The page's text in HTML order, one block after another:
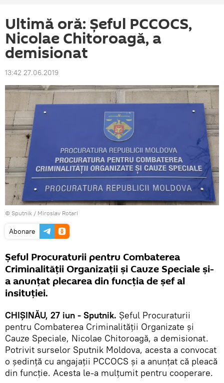
Ultimă oră: Șeful PCCOCS,
Nicolae Chitoroagă, a
demisionat
13:42 27.06.2019
© Sputnik / Miroslav Rotari
Abonare
Șeful Procuraturii pentru Combaterea
Criminalității Organizații și Cauze Speciale și-
a anunțat plecarea din funcția de șef al
insituției.
CHIȘINĂU, 27 iun - Sputnik. Șeful Procuraturii
pentru Combaterea Criminalităţii Organizate şi
Cauze Speciale, Nicolae Chitoroagă, a demisionat.
Potrivit surselor Sputnik Moldova, acesta a convocat
o ședință cu angajații PCCOCS și a anunțat că pleacă
din funcție. Acesta le-a mulțumit pentru cooperare.